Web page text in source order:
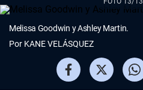
Por KANE VELÁSQUEZ
Melissa Goodwin y Ashley Martin.